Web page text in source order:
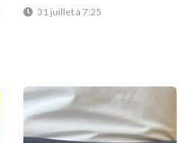
31 juillet à 7:25